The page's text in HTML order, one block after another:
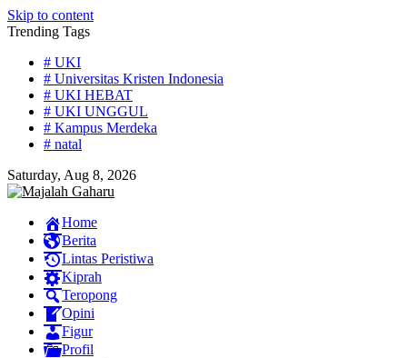
Skip to content
Trending Tags
# UKI
# Universitas Kristen Indonesia
# UKI HEBAT
# UKI UNGGUL
# Kampus Merdeka
# natal
Saturday, Aug 8, 2026
Home
Berita
Lintas Peristiwa
Kiprah
Teropong
Opini
Figur
Profil